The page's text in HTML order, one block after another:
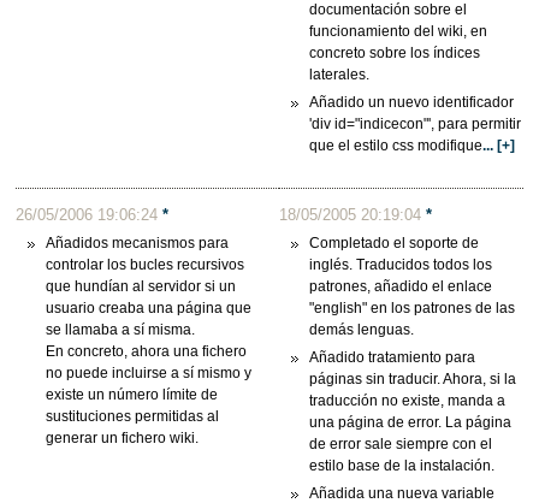
documentación sobre el
funcionamiento del wiki, en
concreto sobre los índices
laterales.
Añadido un nuevo identificador
'div id="indicecon"', para permitir
que el estilo css modifique... [+]
26/05/2006 19:06:24 *
Añadidos mecanismos para
controlar los bucles recursivos
que hundían al servidor si un
usuario creaba una página que
se llamaba a sí misma.
En concreto, ahora una fichero
no puede incluirse a sí mismo y
existe un número límite de
sustituciones permitidas al
generar un fichero wiki.
18/05/2005 20:19:04*
Completado el soporte de
inglés. Traducidos todos los
patrones, añadido el enlace
"english" en los patrones de las
demás lenguas.
Añadido tratamiento para
páginas sin traducir. Ahora, si la
traducción no existe, manda a
una página de error. La página
de error sale siempre con el
estilo base de la instalación.
Añadida una nueva variable